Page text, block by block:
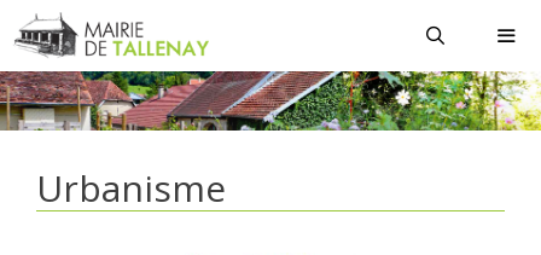
Aller
au
contenu
Urbanisme